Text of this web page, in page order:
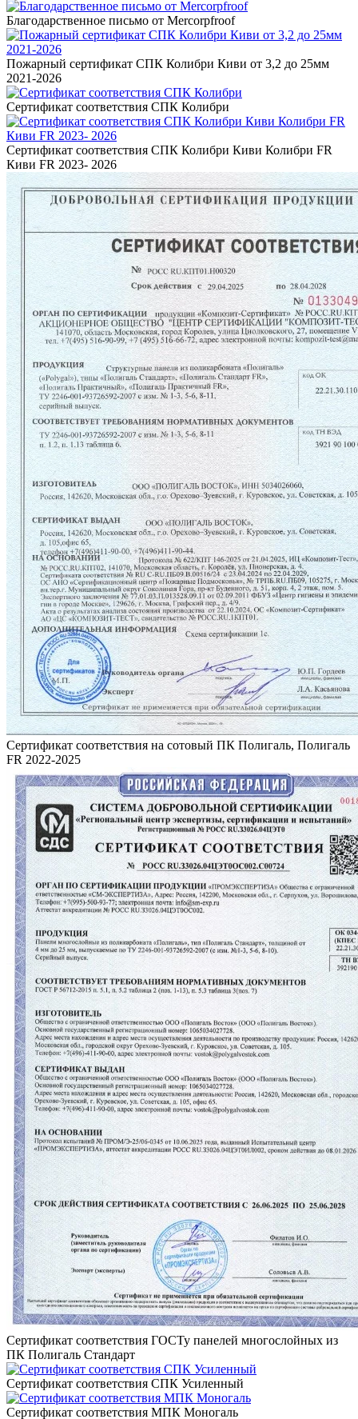
Благодарственное письмо от Mercorpfroof
Пожарный сертификат СПК Колибри Киви от 3,2 до 25мм
2021-2026
Сертификат соответствия СПК Колибри
Сертификат соответствия СПК Колибри Киви Колибри FR
Киви FR 2023- 2026
Сертификат соответствия на сотовый ПК Полигаль, Полигаль
FR 2022-2025
Сертификат соответствия ГОСТу панелей многослойных из
ПК Полигаль Стандарт
Сертификат соответствия СПК Усиленный
Сертификат соответствия МПК Моногаль